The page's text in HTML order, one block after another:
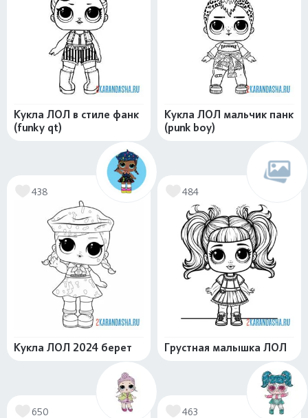
Кукла ЛОЛ в стиле фанк
(funky qt)
Кукла ЛОЛ мальчик панк
(punk boy)
438
Кукла ЛОЛ 2024 берет
484
Грустная малышка ЛОЛ
650 463